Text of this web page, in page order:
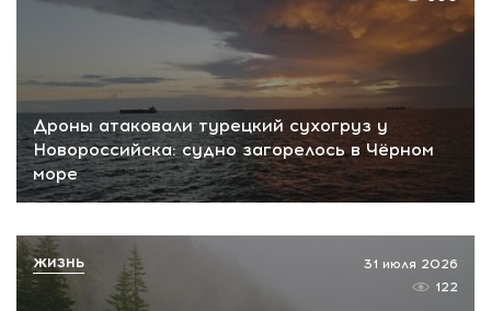
Дроны атаковали турецкий сухогруз у
Новороссийска: судно загорелось в Чёрном
море
31 июля 2026
122
ЖИЗНЬ